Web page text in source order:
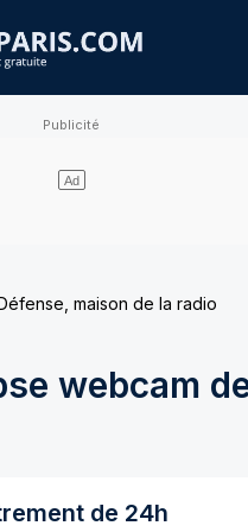
maison de la radio
webcam
de 24h